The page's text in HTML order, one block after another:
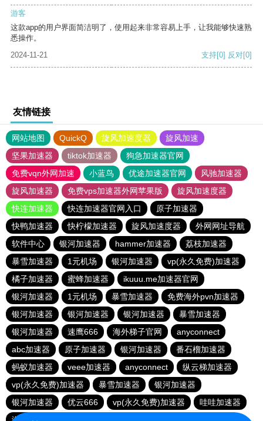
游客
这款app的用户界面简洁明了，使用起来非常容易上手，让我能够快速熟
悉操作。
2024-11-21
支持[0] 反对[0]
友情链接
网站地图 QuickQ 旋风加速度器
旋风加速
坚果加速器
tiktok加速器
狗急加速器官网
免费vqn外网加速
小蓝鸟 优途加速器官网
风驰加速器
旋风加速器
免费vps加速器外网苹果版
旋风加速度器
快连加速器
快连加速器官网入口
原子加速器
快鸭加速器
快柠檬加速器 旋风加速度器
外网网址导航
软件中心
银河加速器 hammer加速器
荔枝加速器
暴雪加速器
1元机场 银河加速器
vp(永久免费)加速器
橘子加速器
蜜蜂加速器
ikuuu.me加速器官网
银河加速器
1元机场 暴雪加速器
免费海外pvn加速器
银河加速器
银河加速器 银河加速器
暴雪加速器
银河加速器
速鹰666 海外梯子官网
anyconnect
abc加速器
原子加速器 银河加速器
番石榴加速器
蚂蚁加速器
veee加速器 anyconnect
纵云梯加速器
vp(永久免费)加速器
暴雪加速器
银河加速器
银河加速器
优云666 vp(永久免费)加速器
哇哇加速器